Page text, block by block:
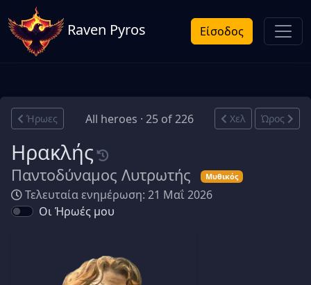
Raven Pyros Είσοδος
Ήρωες All heroes · 25 of 226 Χελ Ώρος
Ηρακλής
Παντοδύναμος Λυτρωτής Μυθικός
Τελευταία ενημέρωση: 21 Μαΐ 2026
Οι Ήρωές μου